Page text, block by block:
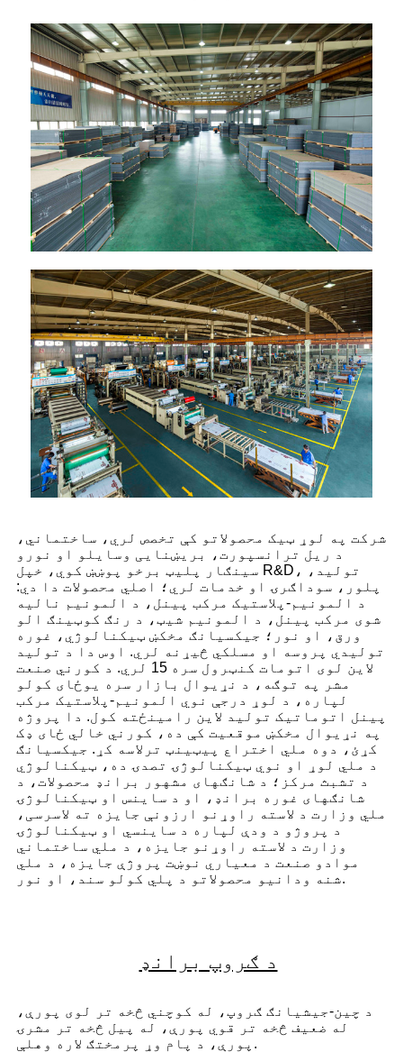
شرکت په لوړ ټیک محصولاتو کې تخصص لري، ساختماني،
د ریل ترانسپورت، بریښنایی وسایلو او نورو
سینګار پلیټ برخو پوښښ کوي، خپل R&D، تولید،
پلور، سوداګرۍ او خدمات لري؛ اصلي محصولات دا دي:
د المونیم-پلاستیک مرکب پینل، د المونیم نالیه
شوی مرکب پینل، د المونیم شیټ، د رنګ کوټینګ الو
ورق، او نور؛ جیکسیانګ مخکښ ټیکنالوژي، غوره
تولیدي پروسه او مسلکي څیړنه لري. اوس دا د تولید
لاین لوی اتومات کنټرول سره 15 لري. د کورني صنعت
مشر په توګه، د نړیوال بازار سره یوځای کولو
لپاره، د لوړ درجې نوي المونیم-پلاستیک مرکب
پینل اتوماتیک تولید لاین رامینځته کول. دا پروژه
په نړیوال مخکښ موقعیت کې ده، کورني خالي ځای ډک
کړئ، دوه ملي اختراع پیټینټ ترلاسه کړ. جیکسیانګ
د ملي لوړ او نوي ټیکنالوژۍ تصدۍ ده، ټیکنالوژي
د تشبث مرکز؛ د شانګهای مشهور برانډ محصولات، د
شانګهای غوره برانډ، او د ساینس او ​​ټیکنالوژۍ
ملي وزارت د لاسته راوړنو ارزونې جایزه ته لاسرسی،
د پروژو د ودې لپاره د ساینسي او ټیکنالوژۍ
وزارت د لاسته راوړنو جایزه، د ملي ساختماني
موادو صنعت د معیاري نوښت پروژې جایزه، د ملي
شنه ودانیو محصولاتو د پلي کولو سند، او نور.
د ګروپ برانډ
د چین-جیشیانګ ګروپ، له کوچني څخه تر لوی پورې،
له ضعیف څخه تر قوي پورې، له پیل څخه تر مشرۍ
پورې، د پام وړ پرمختګ لاره وهلې.